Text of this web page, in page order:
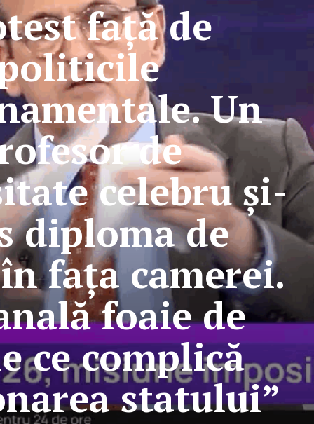
față de
Un
de
celebru și-
diploma de
fața camerei.
foaie de
ce complică
statului”